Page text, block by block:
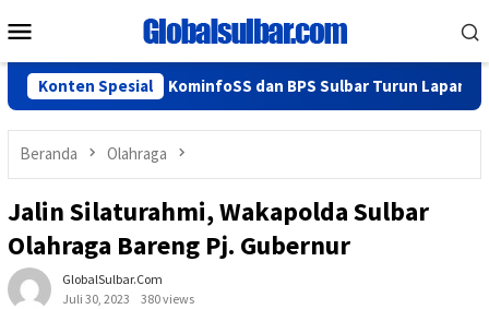
ke
Mobile
Konten Spesial
Lancar, KominfoSS dan BPS Sulbar Turun Lapangan
Beranda Olahraga
Jalin Silaturahmi, Wakapolda Sulbar
Olahraga Bareng Pj. Gubernur
GlobalSulbar.com
Juli 30, 2023
380 views